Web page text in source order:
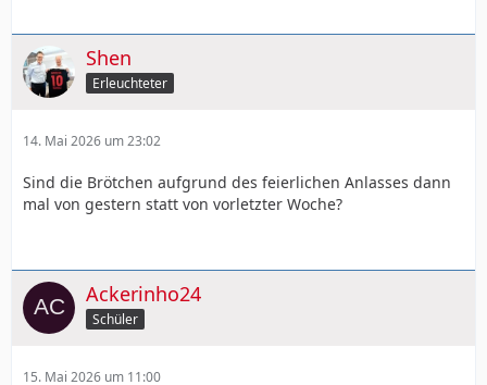
Shen
Erleuchteter
14. Mai 2026 um 23:02
Sind die Brötchen aufgrund des feierlichen Anlasses dann
mal von gestern statt von vorletzter Woche?
Ackerinho24
Schüler
15. Mai 2026 um 11:00